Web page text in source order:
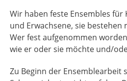
Wir haben feste Ensembles für
und Erwachsene, sie bestehen
Wer fest aufgenommen
wie er oder sie möchte und/
Zu Beginn der Ensemblearbeit